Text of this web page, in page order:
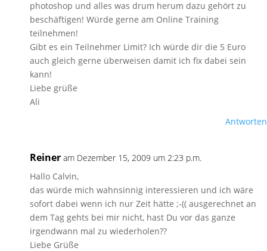
photoshop und alles was drum herum dazu gehört zu
beschäftigen! Würde gerne am Online Training
teilnehmen!
Gibt es ein Teilnehmer Limit? Ich würde dir die 5 Euro
auch gleich gerne überweisen damit ich fix dabei sein
kann!
Liebe grüße
Ali
Antworten
Reiner am Dezember 15, 2009 um 2:23 p.m.
Hallo Calvin,
das würde mich wahnsinnig interessieren und ich wäre
sofort dabei wenn ich nur Zeit hätte ;-(( ausgerechnet an
dem Tag gehts bei mir nicht, hast Du vor das ganze
irgendwann mal zu wiederholen??
Liebe Grüße